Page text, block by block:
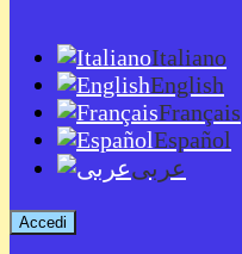
Italiano
English
Français
Español
عربى
Accedi